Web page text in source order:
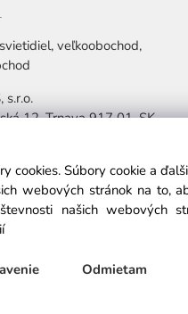
veľkoobochod,
s.r.o.
12, Trnava 917 01, SK
7:30-15:30
© Copyright © 2025
cookies. Súbory cookie a
webových stránok na to,
našich webových
Odmietam